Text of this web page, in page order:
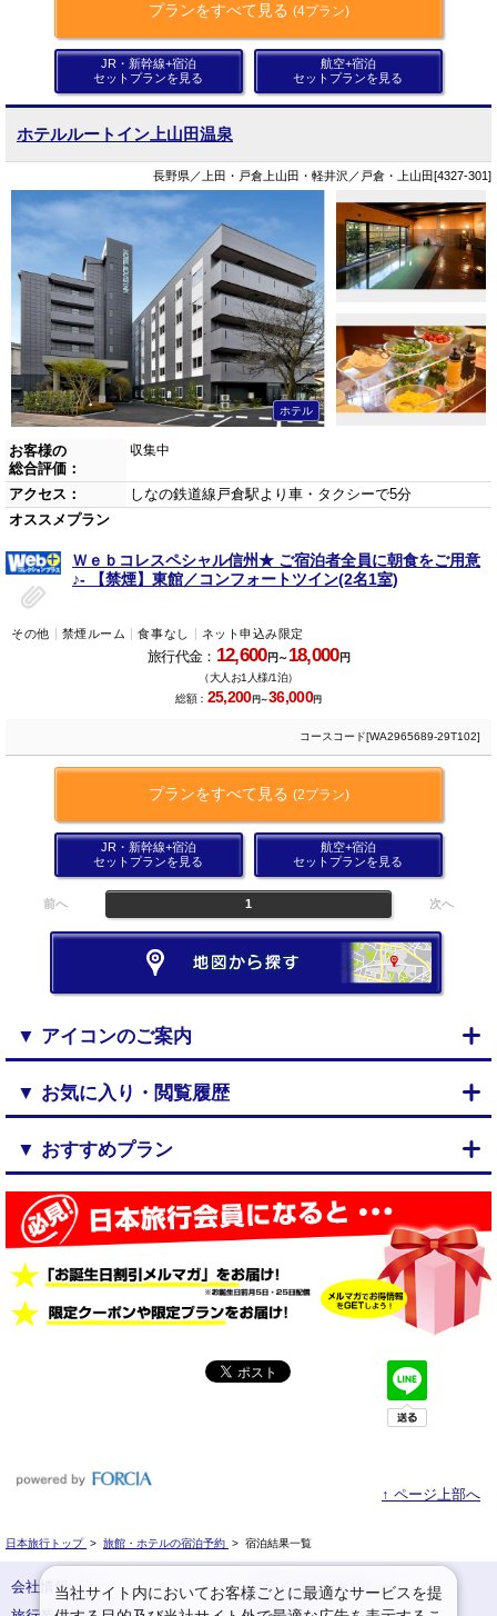
プランをすべて見る (4プラン)
JR・新幹線+宿泊
セットプランを見る
航空+宿泊
セットプランを見る
ホテルルートイン上山田温泉
長野県／上田・戸倉上山田・軽井沢／戸倉・上山田[4327-301]
ホテル
お客様の
総合評価：
収集中
アクセス：
しなの鉄道線戸倉駅より車・タクシーで5分
オススメプラン
Ｗｅｂコレスペシャル信州★ ご宿泊者全員に朝食をご用意
♪- 【禁煙】東館／コンフォートツイン(2名1室)
その他 禁煙ルーム 食事なし ネット申込み限定
旅行代金： 12,600円～18,000円
（大人お1人様/1泊）
総額： 25,200円～36,000円
コースコード[WA2965689-29T102]
プランをすべて見る (2プラン)
JR・新幹線+宿泊
セットプランを見る
航空+宿泊
セットプランを見る
前へ 1 次へ
▼ アイコンのご案内
▼ お気に入り・閲覧履歴
▼ おすすめプラン
↑ ページ上部へ
日本旅行トップ > 旅館・ホテルの宿泊予約 > 宿泊結果一覧
会社情報
プライバシーポリシー
当社サイト内においてお客様ごとに最適なサービスを提